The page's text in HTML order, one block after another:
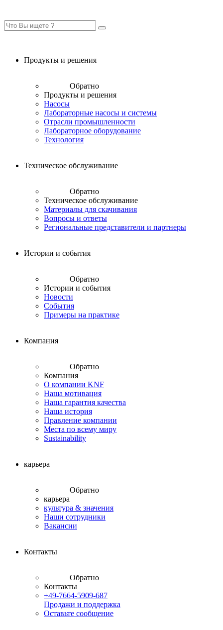
Продукты и решения
Обратно
Продукты и решения
Насосы
Лабораторные насосы и системы
Отрасли промышленности
Лабораторное оборудование
Технология
Техническое обслуживание
Обратно
Техническое обслуживание
Материалы для скачивания
Вопросы и ответы
Региональные представители и партнеры
Истории и события
Обратно
Истории и события
Новости
События
Примеры на практике
Компания
Обратно
Компания
О компании KNF
Наша мотивация
Наша гарантия качества
Наша история
Правление компании
Места по всему миру
Sustainability
карьера
Обратно
карьера
культура & значения
Наши сотрудники
Вакансии
Контакты
Обратно
Контакты
+49-7664-5909-687
Продажи и поддержка
Оставьте сообщение